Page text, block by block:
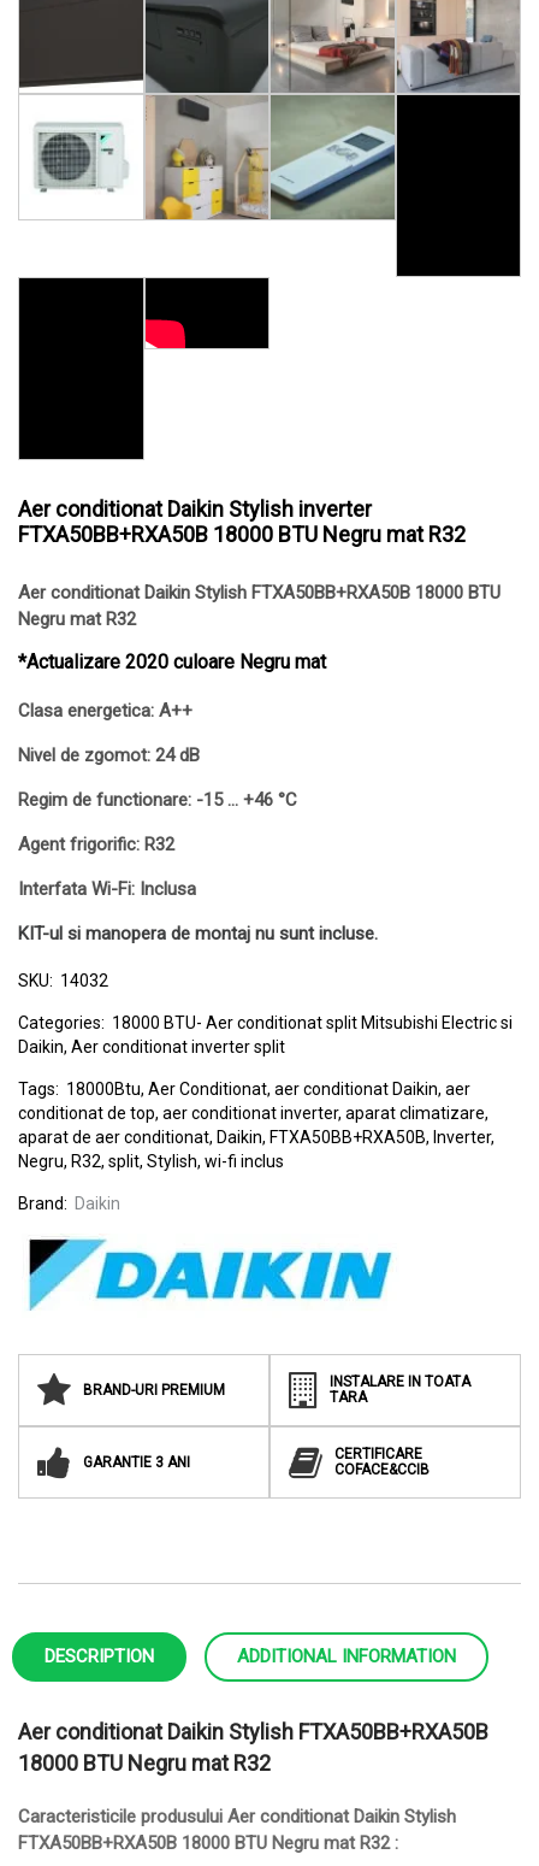
Aer conditionat Daikin Stylish inverter
FTXA50BB+RXA50B 18000 BTU Negru mat R32
Aer conditionat Daikin Stylish FTXA50BB+RXA50B 18000 BTU
Negru mat R32
*Actualizare 2020 culoare Negru mat
Clasa energetica: A++
Nivel de zgomot: 24 dB
Regim de functionare: -15 … +46 °C
Agent frigorific: R32
Interfata Wi-Fi: Inclusa
KIT-ul si manopera de montaj nu sunt incluse.
SKU: 14032
Categories: 18000 BTU- Aer conditionat split Mitsubishi Electric si
Daikin, Aer conditionat inverter split
Tags: 18000Btu, Aer Conditionat, aer conditionat Daikin, aer
conditionat de top, aer conditionat inverter, aparat climatizare,
aparat de aer conditionat, Daikin, FTXA50BB+RXA50B, Inverter,
Negru, R32, split, Stylish, wi-fi inclus
Brand: Daikin
BRAND-URI PREMIUM
INSTALARE IN TOATA
TARA
GARANTIE 3 ANI
CERTIFICARE
COFACE&CCIB
DESCRIPTION ADDITIONAL INFORMATION
Aer conditionat Daikin Stylish FTXA50BB+RXA50B
18000 BTU Negru mat R32
Caracteristicile produsului Aer conditionat Daikin Stylish
FTXA50BB+RXA50B 18000 BTU Negru mat R32 :